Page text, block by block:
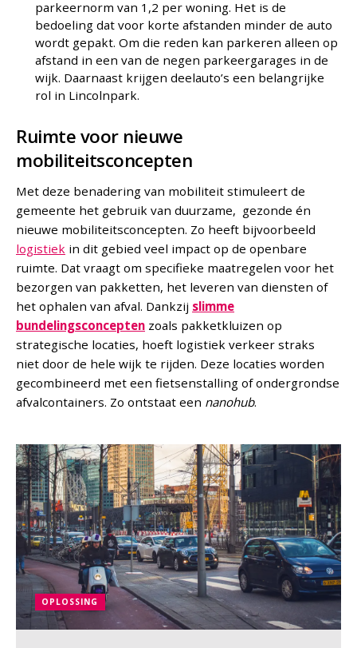
parkeernorm van 1,2 per woning. Het is de
bedoeling dat voor korte afstanden minder de auto
wordt gepakt. Om die reden kan parkeren alleen op
afstand in een van de negen parkeergarages in de
wijk. Daarnaast krijgen deelauto’s een belangrijke
rol in Lincolnpark.
Ruimte voor nieuwe
mobiliteitsconcepten
Met deze benadering van mobiliteit stimuleert de
gemeente het gebruik van duurzame, gezonde én
nieuwe mobiliteitsconcepten. Zo heeft bijvoorbeeld
logistiek in dit gebied veel impact op de openbare
ruimte. Dat vraagt om specifieke maatregelen voor het
bezorgen van pakketten, het leveren van diensten of
het ophalen van afval. Dankzij slimme
bundelingsconcepten zoals pakketkluizen op
strategische locaties, hoeft logistiek verkeer straks
niet door de hele wijk te rijden. Deze locaties worden
gecombineerd met een fietsenstalling of ondergrondse
afvalcontainers. Zo ontstaat een nanohub.
OPLOSSING